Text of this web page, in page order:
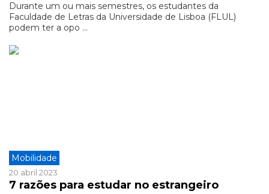
Durante um ou mais semestres, os estudantes da
Faculdade de Letras da Universidade de Lisboa (FLUL)
podem ter a opo ...
Mobilidade
20 abril 2023
7 razões para estudar no estrangeiro